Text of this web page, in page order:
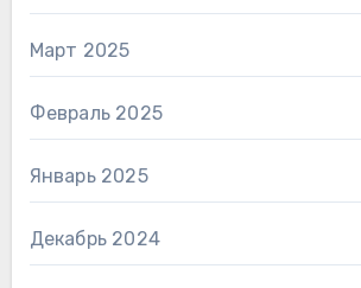
Март 2025
Февраль 2025
Январь 2025
Декабрь 2024